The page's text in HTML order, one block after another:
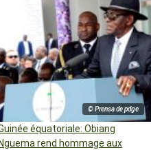
© Prensa de pdge
équatoriale: Obiang
Nguema rend hommage aux